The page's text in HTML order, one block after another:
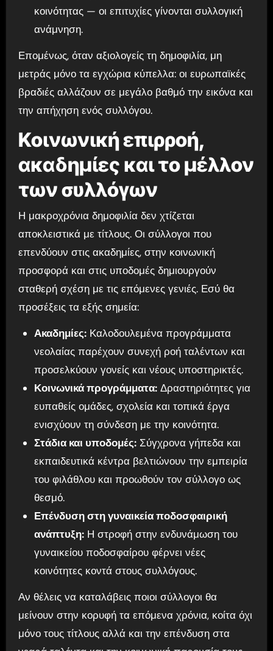
κοινότητας — οι επιτυχίες γίνονται συλλογική
ανάμνηση.
Επομένως, όταν αξιολογείς τη δημοφιλία, μη
μετράς μόνο τα εγχώρια κύπελλα: οι ευρωπαϊκές
βραδιές αλλάζουν σε μεγάλο βαθμό την εικόνα και
την απήχηση ενός συλλόγου.
Κοινωνική επιρροή,
ακαδημίες και το μέλλον
των συλλόγων
Η μακροχρόνια δημοφιλία δεν χτίζεται
αποκλειστικά με τίτλους. Οι σύλλογοι που
επενδύουν στις ακαδημίες, στην κοινωνική
προσφορά και στις υποδομές δημιουργούν
σταθερή σχέση με τις επόμενες γενιές. Εσύ θα
προσέξεις τα εξής σημεία:
Ακαδημίες:Καλοδουλεμένα προγράμματα
νεολαίας παρέχουν συνεχή ροή ταλέντων και
προσελκύουν γονείς και νέους υποστηρικτές.
Κοινωνικά προγράμματα:Δραστηριότητες για
ευπαθείς ομάδες, σχολεία και τοπικά έργα
ενισχύουν τη σύνδεση με την κοινότητα.
Στάδια και υποδομές:Σύγχρονα γήπεδα και
εκπαιδευτικά κέντρα βελτιώνουν την εμπειρία
του φιλάθλου και προωθούν τον σύλλογο ως
θεσμό.
Επένδυση στη γυναικεία ποδοσφαιρική
ανάπτυξη:Η στροφή στην ενδυνάμωση του
γυναικείου ποδοσφαίρου φέρνει νέες
κοινότητες κοντά στους συλλόγους.
Αν θέλεις να καταλάβεις ποιοι σύλλογοι θα
μείνουν στην κορυφή τα επόμενα χρόνια, κοίτα όχι
μόνο τους τίτλους αλλά και την επένδυση στα